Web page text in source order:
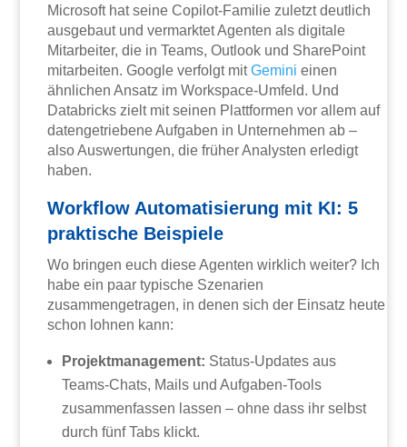
Microsoft hat seine Copilot-Familie zuletzt deutlich
ausgebaut und vermarktet Agenten als digitale
Mitarbeiter, die in Teams, Outlook und SharePoint
mitarbeiten. Google verfolgt mitGemini einen
ähnlichen Ansatz im Workspace-Umfeld. Und
Databricks zielt mit seinen Plattformen vor allem auf
datengetriebene Aufgaben in Unternehmen ab –
also Auswertungen, die früher Analysten erledigt
haben.
Workflow Automatisierung mit KI: 5
praktische Beispiele
Wo bringen euch diese Agenten wirklich weiter? Ich
habe ein paar typische Szenarien
zusammengetragen, in denen sich der Einsatz heute
schon lohnen kann:
Projektmanagement: Status-Updates aus
Teams-Chats, Mails und Aufgaben-Tools
zusammenfassen lassen – ohne dass ihr selbst
durch fünf Tabs klickt.